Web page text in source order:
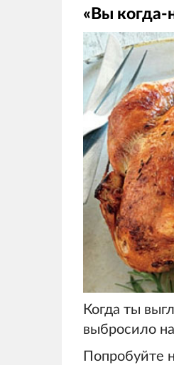
«Вы когда-
Когда ты
выбросило
Попробуйте